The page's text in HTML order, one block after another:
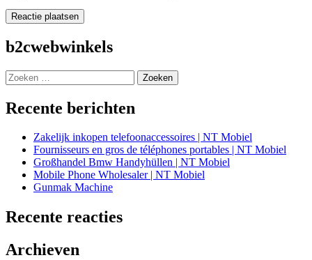
b2cwebwinkels
Zoeken
naar:
Recente berichten
Zakelijk inkopen telefoonaccessoires | NT Mobiel
Fournisseurs en gros de téléphones portables | NT Mobiel
Großhandel Bmw Handyhüllen | NT Mobiel
Mobile Phone Wholesaler | NT Mobiel
Gunmak Machine
Recente reacties
Archieven